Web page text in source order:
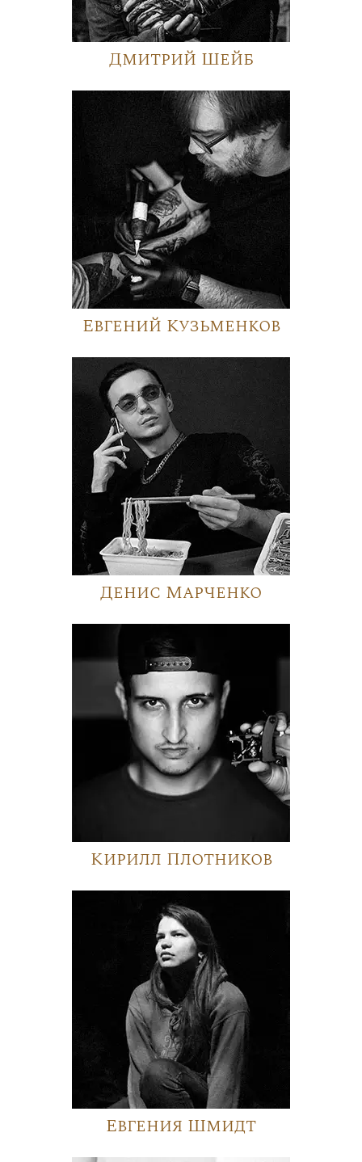
Дмитрий Шейб
Евгений Кузьменков
Денис Марченко
Кирилл Плотников
Евгения Шмидт